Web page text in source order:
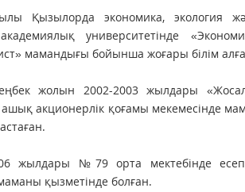
Қызылорда экономика, экология
университетінде
мамандығы бойынша жоғары білім
жолын 2002-2003 жылдары
акционерлік қоғамы мекемесінде
жылдары №79 орта мектебінде
қызметінде болған.